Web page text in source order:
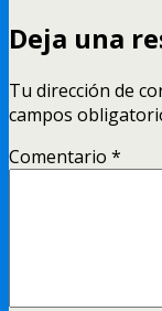
Deja una
Tu dirección de
campos
Comentario *